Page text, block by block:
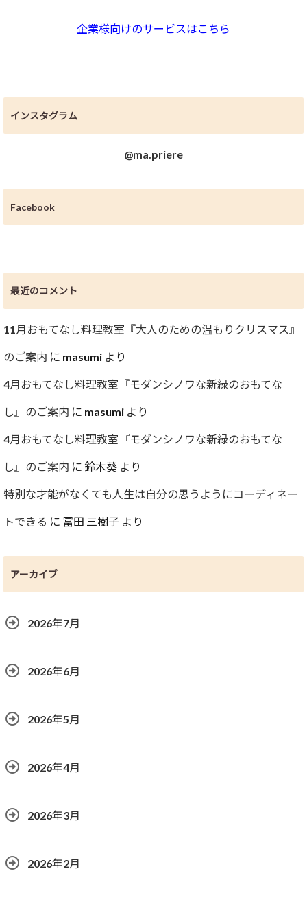
企業様向けのサービスはこちら
インスタグラム
@ma.priere
Facebook
最近のコメント
11月おもてなし料理教室『大人のための温もりクリスマス』
のご案内 に masumi より
4月おもてなし料理教室『モダンシノワな新緑のおもてな
し』のご案内 に masumi より
4月おもてなし料理教室『モダンシノワな新緑のおもてな
し』のご案内 に 鈴木葵 より
特別な才能がなくても人生は自分の思うようにコーディネー
トできる に 冨田 三樹子 より
アーカイブ
2026年7月
2026年6月
2026年5月
2026年4月
2026年3月
2026年2月